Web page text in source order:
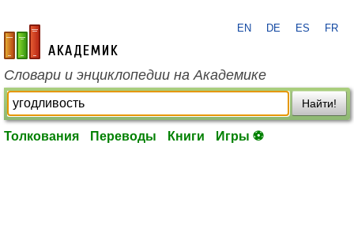
academic.ru
EN DE ES FR
Словари и энциклопедии на Академике
Найти!
Толкования Переводы Книги Игры ⚽